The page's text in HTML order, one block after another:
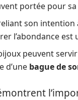
portée pour
son
l’abondance
peuvent
d’une bague de